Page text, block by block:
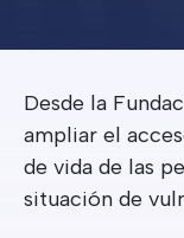
Desde la
ampliar el
de vida de las
situación de